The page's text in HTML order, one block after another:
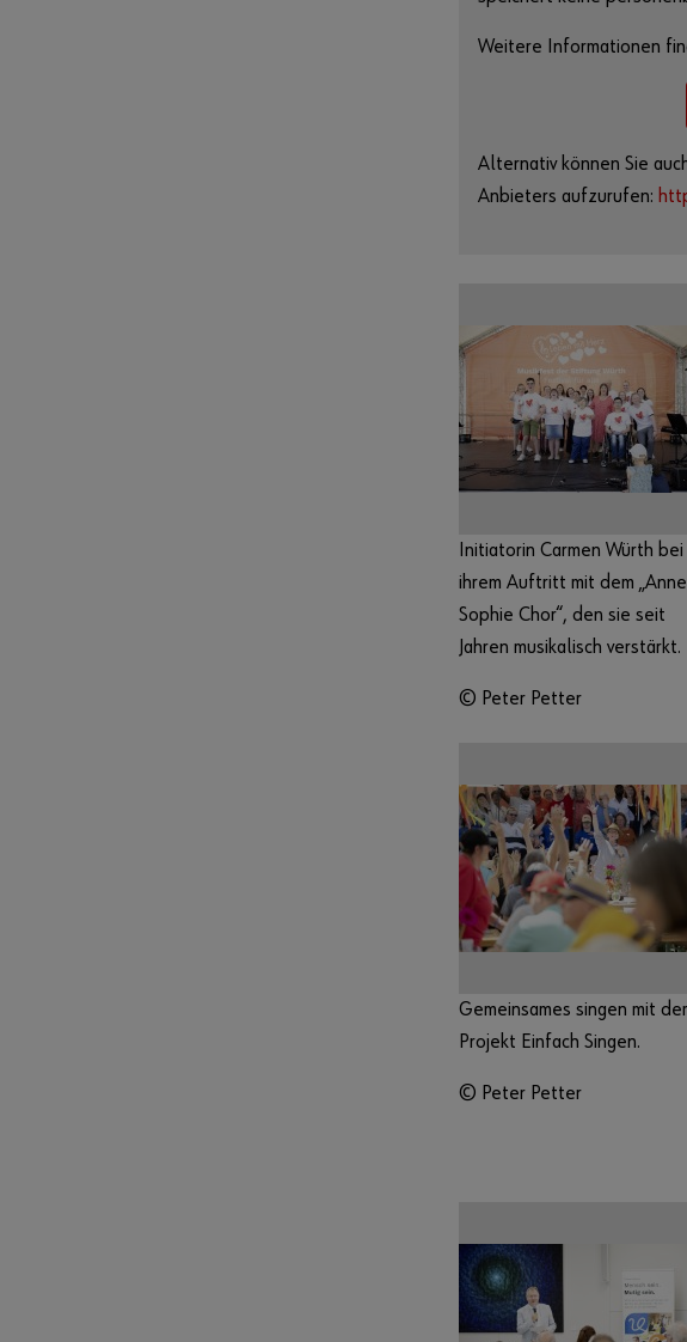
Weitere Informationen
Alternativ können Sie
Anbieters aufzurufen:
Initiatorin Carmen Würth bei
ihrem Auftritt mit dem
Sophie Chor“, den sie seit
Jahren musikalisch verstärkt.
© Peter Petter
Gemeinsames singen mit
Projekt Einfach Singen.
© Peter Petter